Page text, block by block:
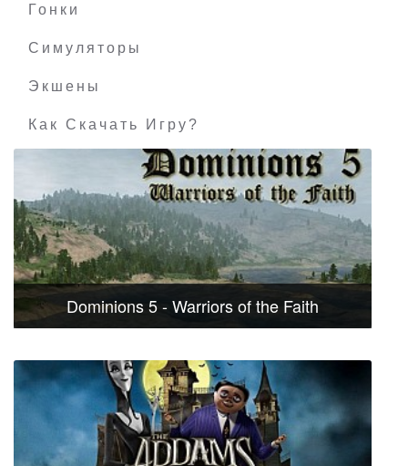
Гонки
Симуляторы
Экшены
Как Скачать Игру?
Dominions 5 - Warriors of the Faith